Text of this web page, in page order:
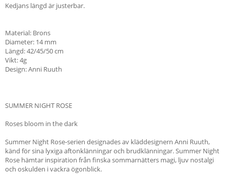
Kedjans längd är justerbar.
Material: Brons
Diameter: 14 mm
Längd: 42/45/50 cm
Vikt: 4g
Design: Anni Ruuth
SUMMER NIGHT ROSE
Roses bloom in the dark
Summer Night Rose-serien designades av kläddesignern Anni Ruuth,
känd för sina lyxiga aftonklänningar och brudklänningar. Summer Night
Rose hämtar inspiration från finska sommarnätters magi, ljuv nostalgi
och oskulden i vackra ögonblick.